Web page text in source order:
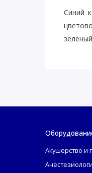
Синий
Акушерство и